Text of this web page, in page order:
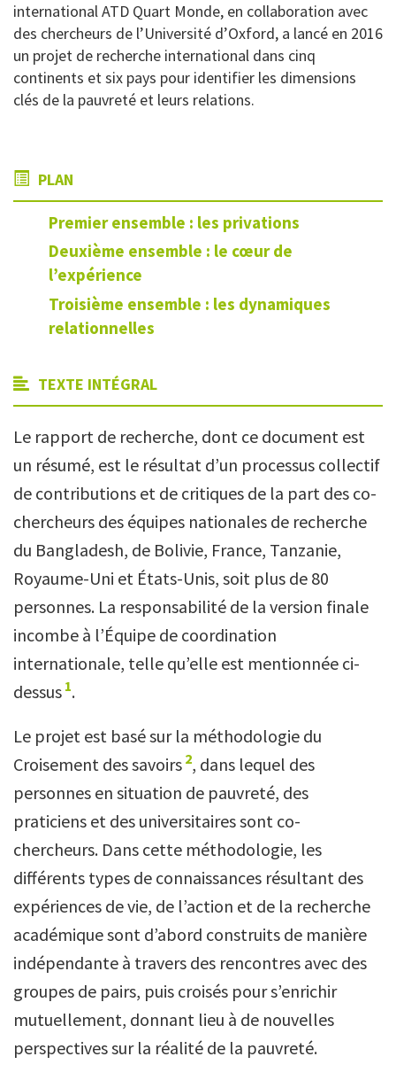
international ATD Quart Monde, en collaboration avec
des chercheurs de l’Université d’Oxford, a lancé en 2016
un projet de recherche international dans cinq
continents et six pays pour identifier les dimensions
clés de la pauvreté et leurs relations.
PLAN
Premier ensemble : les privations
Deuxième ensemble : le cœur de
l’expérience
Troisième ensemble : les dynamiques
relationnelles
TEXTE INTÉGRAL
Le rapport de recherche, dont ce document est
un résumé, est le résultat d’un processus collectif
de contributions et de critiques de la part des co-
chercheurs des équipes nationales de recherche
du Bangladesh, de Bolivie, France, Tanzanie,
Royaume-Uni et États-Unis, soit plus de 80
personnes. La responsabilité de la version finale
incombe à l’Équipe de coordination
internationale, telle qu’elle est mentionnée ci-
dessus 1.
Le projet est basé sur la méthodologie du
Croisement des savoirs 2, dans lequel des
personnes en situation de pauvreté, des
praticiens et des universitaires sont co-
chercheurs. Dans cette méthodologie, les
différents types de connaissances résultant des
expériences de vie, de l’action et de la recherche
académique sont d’abord construits de manière
indépendante à travers des rencontres avec des
groupes de pairs, puis croisés pour s’enrichir
mutuellement, donnant lieu à de nouvelles
perspectives sur la réalité de la pauvreté.